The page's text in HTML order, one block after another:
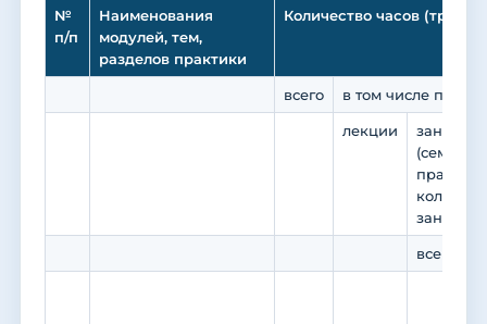
№
п/п
Наименования
модулей, тем,
разделов практики
Количество часов
всего в том числе по
лекции
занятия
занятия)
всего